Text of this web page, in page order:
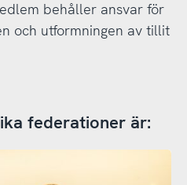
behåller ansvar för
och utformningen av tillit
federationer är: